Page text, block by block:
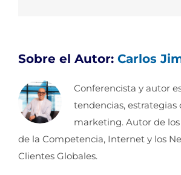
Sobre el Autor: Carlos
Conferencista y autor
tendencias, estrategias
marketing. Autor de
de la Competencia, Internet y los
Clientes Globales.